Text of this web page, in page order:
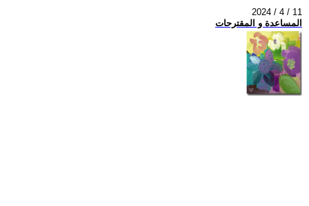
2024 / 4 / 11
المساعدة و المقترحات